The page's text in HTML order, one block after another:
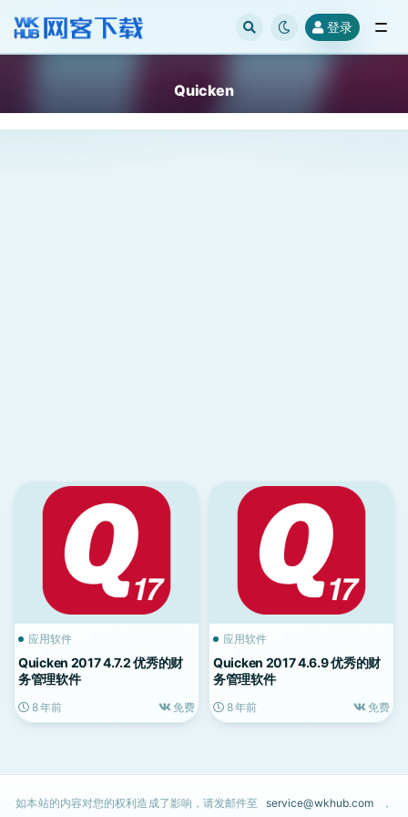
登录
Quicken
应用软件
Quicken 2017 4.7.2 优秀的财
务管理软件
8 年前 免费
应用软件
Quicken 2017 4.6.9 优秀的财
务管理软件
8 年前 免费
如本站的内容对您的权利造成了影响，请发邮件至 service@wkhub.com ，
全部